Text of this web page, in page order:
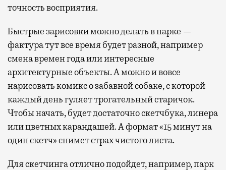
точность восприятия.
Быстрые зарисовки можно делать в парке —
фактура тут все время будет разной, например
смена времен года или интересные
архитектурные объекты. А можно и вовсе
нарисовать комикс о забавной собаке, с которой
каждый день гуляет трогательный старичок.
Чтобы начать, будет достаточно скетчбука, линера
или цветных карандашей. А формат «15 минут на
один скетч» снимет страх чистого листа.
Для скетчинга отлично подойдет, например, парк